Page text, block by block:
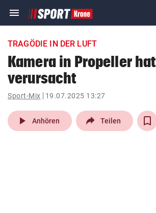
menu Navigation
ein-/ausklappen
account_circle Anmelden
pin_drop
Wien
TRAGÖDIE IN DER LUFT
Kamera in Propeller
verursacht
Sport-Mix 19.07.2025 13:27
play_arrow Anhören Teilen